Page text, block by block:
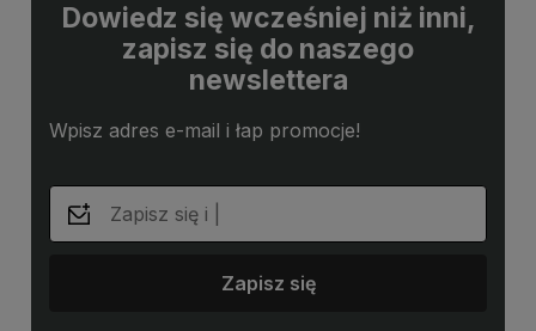
Dowiedz się wcześniej niż inni,
zapisz się do naszego
newslettera
Wpisz adres e-mail i łap promocje!
Zapisz się